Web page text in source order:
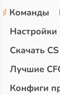
Команды
Настройки
Скачать CS
Лучшие
Конфиги